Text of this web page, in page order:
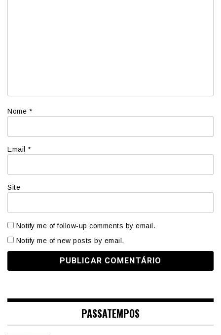
Nome *
Email *
Site
Notify me of follow-up comments by email.
Notify me of new posts by email.
PASSATEMPOS